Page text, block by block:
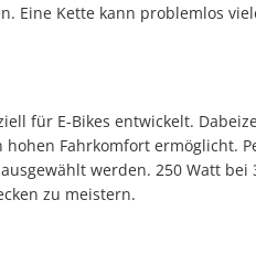
Eine Kette kann problemlos
für E-Bikes entwickelt.
Fahrkomfort ermöglicht.
werden. 250 Watt
zu meistern.